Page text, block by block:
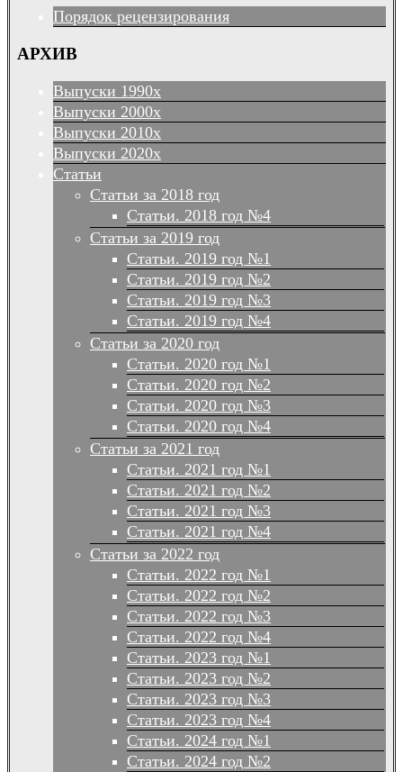
Порядок рецензирования
АРХИВ
Выпуски 1990х
Выпуски 2000х
Выпуски 2010х
Выпуски 2020х
Статьи
Статьи за 2018 год
Статьи. 2018 год №4
Статьи за 2019 год
Статьи. 2019 год №1
Статьи. 2019 год №2
Статьи. 2019 год №3
Статьи. 2019 год №4
Статьи за 2020 год
Статьи. 2020 год №1
Статьи. 2020 год №2
Статьи. 2020 год №3
Статьи. 2020 год №4
Статьи за 2021 год
Статьи. 2021 год №1
Статьи. 2021 год №2
Статьи. 2021 год №3
Статьи. 2021 год №4
Статьи за 2022 год
Статьи. 2022 год №1
Статьи. 2022 год №2
Статьи. 2022 год №3
Статьи. 2022 год №4
Статьи. 2023 год №1
Статьи. 2023 год №2
Статьи. 2023 год №3
Статьи. 2023 год №4
Статьи. 2024 год №1
Статьи. 2024 год №2